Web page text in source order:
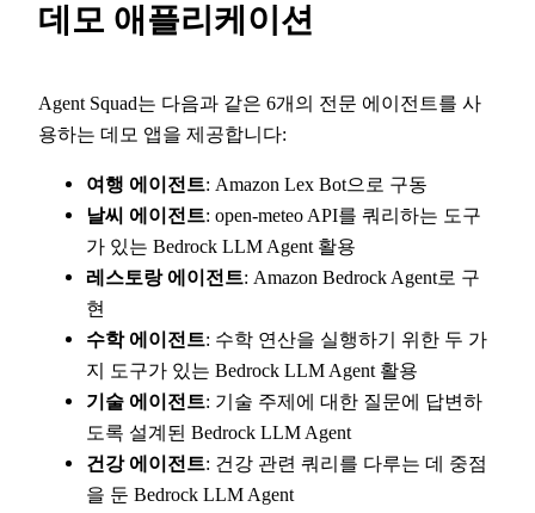
데모 애플리케이션
Agent Squad는 다음과 같은 6개의 전문 에이전트를 사
용하는 데모 앱을 제공합니다:
여행 에이전트: Amazon Lex Bot으로 구동
날씨 에이전트: open-meteo API를 쿼리하는 도구
가 있는 Bedrock LLM Agent 활용
레스토랑 에이전트: Amazon Bedrock Agent로 구
현
수학 에이전트: 수학 연산을 실행하기 위한 두 가
지 도구가 있는 Bedrock LLM Agent 활용
기술 에이전트: 기술 주제에 대한 질문에 답변하
도록 설계된 Bedrock LLM Agent
건강 에이전트: 건강 관련 쿼리를 다루는 데 중점
을 둔 Bedrock LLM Agent